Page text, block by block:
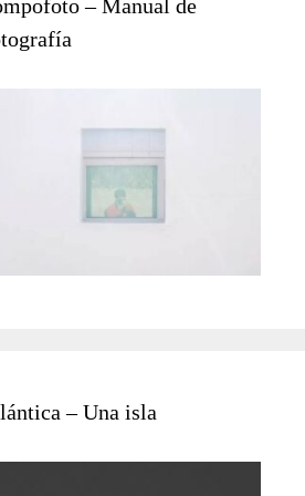
– Manual de
– Una isla